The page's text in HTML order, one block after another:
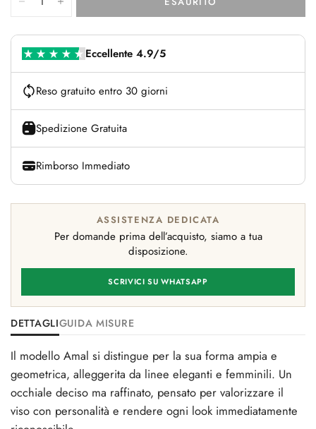
Eccellente 4.9/5
Reso gratuito entro 30 giorni
Spedizione Gratuita
Rimborso Immediato
ASSISTENZA DEDICATA
Per domande prima dell’acquisto, siamo a tua
disposizione.
SCRIVICI SU WHATSAPP
DETTAGLIGUIDA MISURE
Il modello Amal si distingue per la sua forma ampia e
geometrica, alleggerita da linee eleganti e femminili. Un
occhiale deciso ma raffinato, pensato per valorizzare il
viso con personalità e rendere ogni look immediatamente